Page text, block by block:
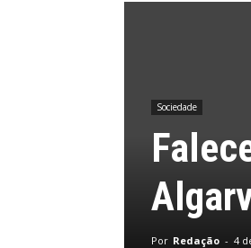
Sociedade
Por Redação - 4